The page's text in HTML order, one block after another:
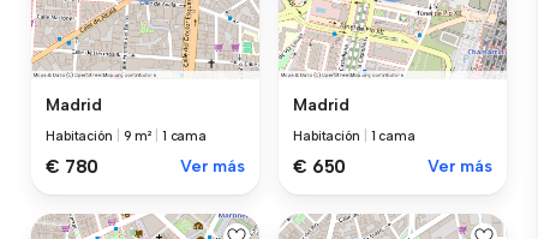
Madrid
Habitación 9 m² 1 cama
€ 780 Ver más
Madrid
Habitación 1 cama
€ 650 Ver más